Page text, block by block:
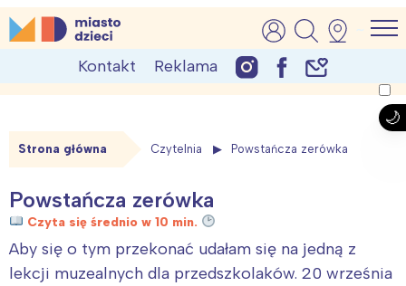
Skip
to
MiastoDzieci.pl
atrakcje dla dzieci, wydarzenia, imprezy rodzinne
Kontakt Reklama
Strona główna Czytelnia Powstańcza zerówka
Powstańcza zerówka
Czyta się średnio w 10 min.
Aby się o tym przekonać udałam się na jedną z
lekcji muzealnych dla przedszkolaków. 20 września